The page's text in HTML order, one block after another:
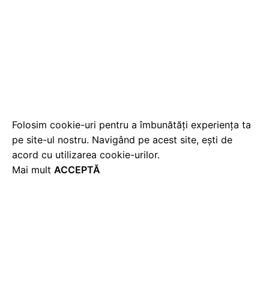
Folosim cookie-uri pentru a îmbunătăți experiența ta
pe site-ul nostru. Navigând pe acest site, ești de
acord cu utilizarea cookie-urilor.
Mai mult ACCEPTĂ